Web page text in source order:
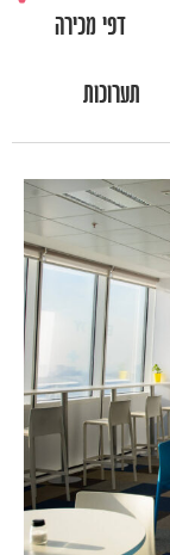
דפי מכירה
תערוכות